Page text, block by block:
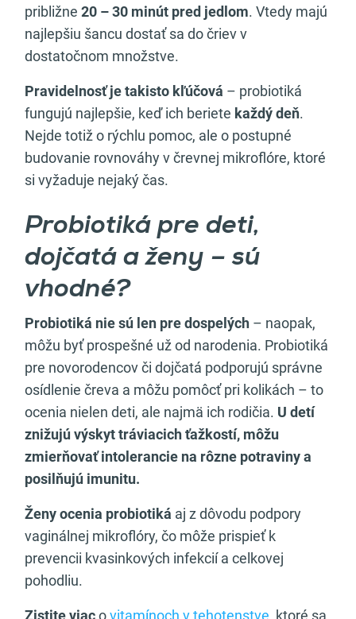
približne 20 – 30 minút pred jedlom. Vtedy majú
najlepšiu šancu dostať sa do čriev v
dostatočnom množstve.
Pravidelnosť je takisto kľúčová – probiotiká
fungujú najlepšie, keď ich beriete každý deň.
Nejde totiž o rýchlu pomoc, ale o postupné
budovanie rovnováhy v črevnej mikroflóre, ktoré
si vyžaduje nejaký čas.
Probiotiká pre deti,
dojčatá a ženy – sú
vhodné?
Probiotiká nie sú len pre dospelých – naopak,
môžu byť prospešné už od narodenia. Probiotiká
pre novorodencov či dojčatá podporujú správne
osídlenie čreva a môžu pomôcť pri kolikách – to
ocenia nielen deti, ale najmä ich rodičia. U detí
znižujú výskyt tráviacich ťažkostí, môžu
zmierňovať intolerancie na rôzne potraviny a
posilňujú imunitu.
Ženy ocenia probiotiká aj z dôvodu podpory
vaginálnej mikroflóry, čo môže prispieť k
prevencii kvasinkových infekcií a celkovej
pohodliu.
Zistite viacovitamínoch v tehotenstve , ktoré sa